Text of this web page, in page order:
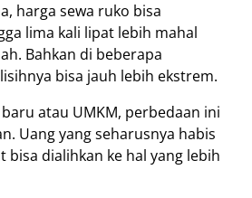
harga sewa ruko bisa
lima kali lipat lebih mahal
Bahkan di beberapa
bisa jauh lebih ekstrem.
atau UMKM, perbedaan ini
Uang yang seharusnya habis
bisa dialihkan ke hal yang lebih